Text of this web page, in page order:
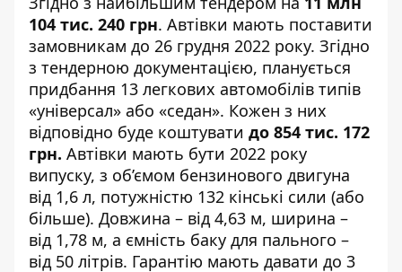
104 тис. 240 грн. Автівки мають поставити
замовникам до 26 грудня 2022 року. Згідно
з тендерною документацією, планується
придбання 13 легкових автомобілів типів
«універсал» або «седан». Кожен з них
відповідно буде коштувати до 854 тис. 172
грн. Автівки мають бути 2022 року
випуску, з об’ємом бензинового двигуна
від 1,6 л, потужністю 132 кінські сили (або
більше). Довжина – від 4,63 м, ширина –
від 1,78 м, а ємність баку для пального –
від 50 літрів. Гарантію мають давати до 3